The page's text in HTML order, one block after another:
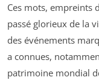
Ces mots, empreints
passé glorieux de la
des événements
a connues,
patrimoine mondial